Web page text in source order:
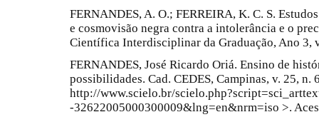
FERNANDES, A. O.; FERREIRA, K. C. S.
e cosmovisão negra contra a intolerância e o
Científica Interdisciplinar da Graduação, Ano 3,
FERNANDES, José Ricardo Oriá. Ensino de
possibilidades. Cad. CEDES, Campinas, v. 25,
http://www.scielo.br/
-32622005000300009&lng=en&nrm=iso >.